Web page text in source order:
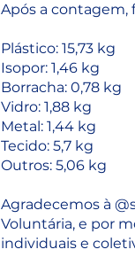
Após a contagem,
Plástico: 15,73 kg
Isopor: 1,46 kg
Borracha: 0,78 kg
Vidro: 1,88 kg
Metal: 1,44 kg
Tecido: 5,7 kg
Outros: 5,06 kg
Agradecemos à
Voluntária, e por
individuais e